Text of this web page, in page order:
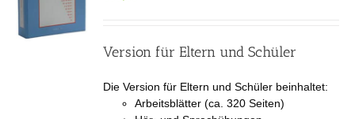
Version für Eltern und Schüler
Die Version für Eltern und Schüler beinhaltet:
Arbeitsblätter (ca. 320 Seiten)